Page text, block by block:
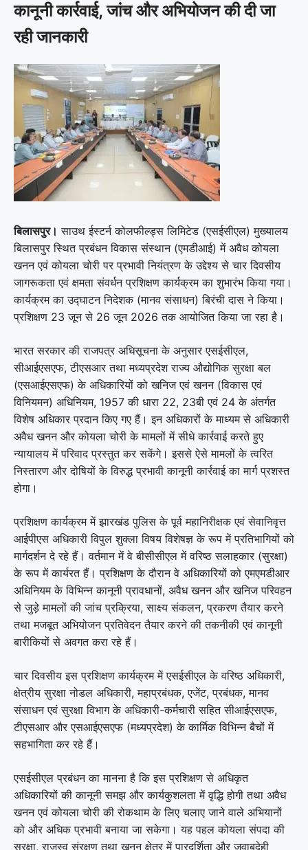
कानूनी कार्रवाई, जांच और अभियोजन की दी जा
रही जानकारी
बिलासपुर। साउथ ईस्टर्न कोलफील्ड्स लिमिटेड (एसईसीएल) मुख्यालय
बिलासपुर स्थित प्रबंधन विकास संस्थान (एमडीआई) में अवैध कोयला
खनन एवं कोयला चोरी पर प्रभावी नियंत्रण के उद्देश्य से चार दिवसीय
जागरूकता एवं क्षमता संवर्धन प्रशिक्षण कार्यक्रम का शुभारंभ किया गया।
कार्यक्रम का उद्घाटन निदेशक (मानव संसाधन) बिरंची दास ने किया।
प्रशिक्षण 23 जून से 26 जून 2026 तक आयोजित किया जा रहा है।
भारत सरकार की राजपत्र अधिसूचना के अनुसार एसईसीएल,
सीआईएसएफ, टीएसआर तथा मध्यप्रदेश राज्य औद्योगिक सुरक्षा बल
(एसआईएसएफ) के अधिकारियों को खनिज एवं खनन (विकास एवं
विनियमन) अधिनियम, 1957 की धारा 22, 23बी एवं 24 के अंतर्गत
विशेष अधिकार प्रदान किए गए हैं। इन अधिकारों के माध्यम से अधिकारी
अवैध खनन और कोयला चोरी के मामलों में सीधे कार्रवाई करते हुए
न्यायालय में परिवाद प्रस्तुत कर सकेंगे। इससे ऐसे मामलों के त्वरित
निस्तारण और दोषियों के विरुद्ध प्रभावी कानूनी कार्रवाई का मार्ग प्रशस्त
होगा।
प्रशिक्षण कार्यक्रम में झारखंड पुलिस के पूर्व महानिरीक्षक एवं सेवानिवृत्त
आईपीएस अधिकारी विपुल शुक्ला विषय विशेषज्ञ के रूप में प्रतिभागियों को
मार्गदर्शन दे रहे हैं। वर्तमान में वे बीसीसीएल में वरिष्ठ सलाहकार (सुरक्षा)
के रूप में कार्यरत हैं। प्रशिक्षण के दौरान वे अधिकारियों को एमएमडीआर
अधिनियम के विभिन्न कानूनी प्रावधानों, अवैध खनन और खनिज परिवहन
से जुड़े मामलों की जांच प्रक्रिया, साक्ष्य संकलन, प्रकरण तैयार करने
तथा मजबूत अभियोजन प्रतिवेदन तैयार करने की तकनीकी एवं कानूनी
बारीकियों से अवगत करा रहे हैं।
चार दिवसीय इस प्रशिक्षण कार्यक्रम में एसईसीएल के वरिष्ठ अधिकारी,
क्षेत्रीय सुरक्षा नोडल अधिकारी, महाप्रबंधक, एजेंट, प्रबंधक, मानव
संसाधन एवं सुरक्षा विभाग के अधिकारी-कर्मचारी सहित सीआईएसएफ,
टीएसआर और एसआईएसएफ (मध्यप्रदेश) के कार्मिक विभिन्न बैचों में
सहभागिता कर रहे हैं।
एसईसीएल प्रबंधन का मानना है कि इस प्रशिक्षण से अधिकृत
अधिकारियों की कानूनी समझ और कार्यकुशलता में वृद्धि होगी तथा अवैध
खनन एवं कोयला चोरी की रोकथाम के लिए चलाए जाने वाले अभियानों
को और अधिक प्रभावी बनाया जा सकेगा। यह पहल कोयला संपदा की
सुरक्षा, राजस्व संरक्षण तथा खनन क्षेत्र में पारदर्शिता और जवाबदेही